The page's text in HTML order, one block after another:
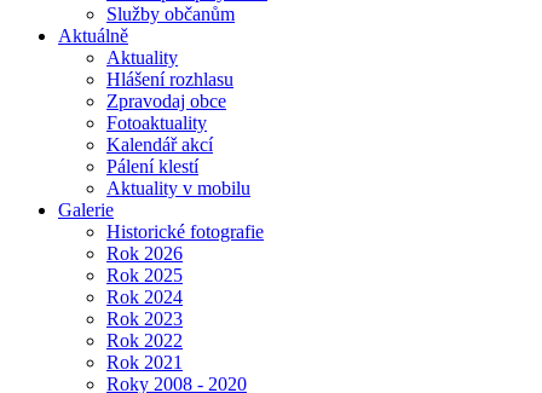
Služby občanům
Aktuálně
Aktuality
Hlášení rozhlasu
Zpravodaj obce
Fotoaktuality
Kalendář akcí
Pálení klestí
Aktuality v mobilu
Galerie
Historické fotografie
Rok 2026
Rok 2025
Rok 2024
Rok 2023
Rok 2022
Rok 2021
Roky 2008 - 2020